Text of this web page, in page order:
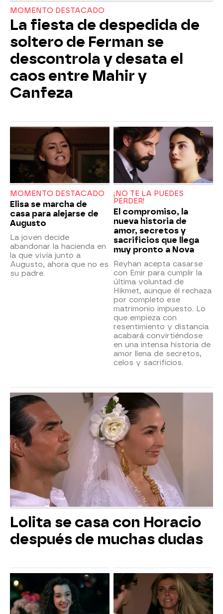
MOMENTO DESTACADO
La fiesta de despedida de
soltero de Ferman se
descontrola y desata el
caos entre Mahir y
Canfeza
MOMENTO DESTACADO
Elisa se marcha de
casa para alejarse de
Augusto
La joven decide
abandonar la hacienda en
la que vivía junto a
Augusto, ahora que no es
su padre.
¡NO TE LA PUEDES
PERDER!
El compromiso, la
nueva historia de
amor, secretos y
sacrificios que llega
muy pronto a Nova
Reyhan acepta casarse
con Emir para cumplir la
última voluntad de
Hikmet, aunque él rechaza
por completo ese
matrimonio impuesto. Lo
que empieza con
resentimiento y distancia
acabará convirtiéndose
en una intensa historia de
amor llena de secretos,
celos y sacrificios.
Lolita se casa con Horacio
después de muchas dudas